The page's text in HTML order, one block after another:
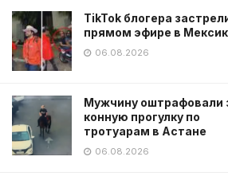
TikTok блогера
прямом эфире в
06.08.2026
Мужчину оштрафовали
конную прогулку по
тротуарам в Астане
06.08.2026